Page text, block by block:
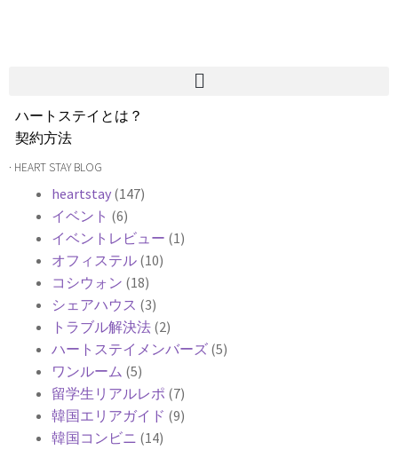
ハートステイとは？
契約方法
韓国不動産情報
よくある質問
Heartee
· HEART STAY BLOG
heartstay (147)
イベント (6)
イベントレビュー (1)
オフィステル (10)
コシウォン (18)
シェアハウス (3)
トラブル解決法 (2)
ハートステイメンバーズ (5)
ワンルーム (5)
留学生リアルレポ (7)
韓国エリアガイド (9)
韓国コンビニ (14)